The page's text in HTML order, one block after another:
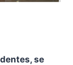
se